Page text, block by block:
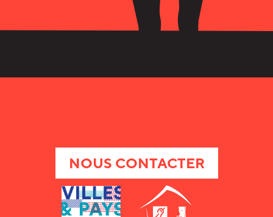
NOUS CONTACTER